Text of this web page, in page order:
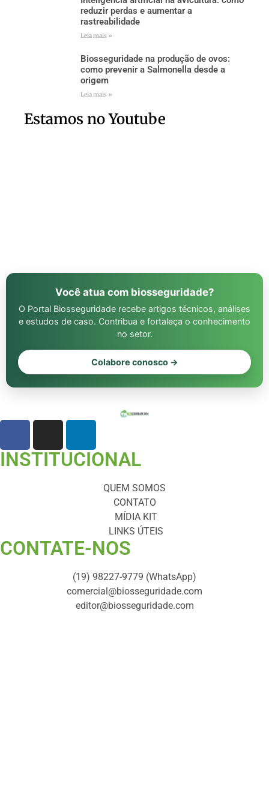
reduzir perdas e aumentar a
rastreabilidade
Leia mais »
Biosseguridade na produção de ovos:
como prevenir a Salmonella desde a
origem
Leia mais »
Estamos no Youtube
Você atua com biosseguridade?
O Portal Biosseguridade recebe artigos técnicos, análises
e estudos de caso. Contribua e fortaleça o conhecimento
no setor.
Colabore conosco →
INSTITUCIONAL
QUEM SOMOS
CONTATO
MÍDIA KIT
LINKS ÚTEIS
CONTATE-NOS ​
(19) 98227-9779 (WhatsApp)
comercial@biosseguridade.com
editor@biosseguridade.com